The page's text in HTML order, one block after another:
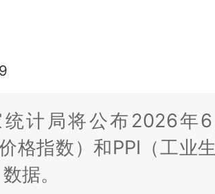
计局将公布2026年
格指数）和PPI（工业
据。